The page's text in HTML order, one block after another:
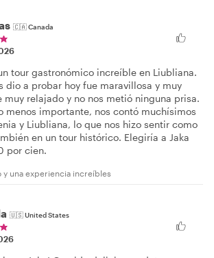
🇨🇦Canada
tour gastronómico increíble en Liubliana.
dio a probar hoy fue maravillosa y muy
muy relajado y no nos metió ninguna prisa.
menos importante, nos contó muchísimos
y Liubliana, lo que nos hizo sentir como
en un tour histórico. Elegiría a Jaka
por cien.
y una experiencia increíbles
🇺🇸United States